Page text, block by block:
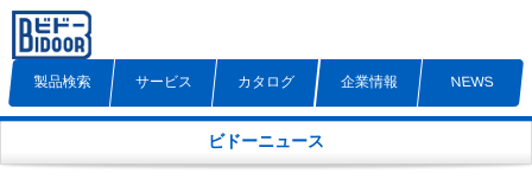
製品検索 サービス カタログ 企業情報 NEWS
ビドーニュース